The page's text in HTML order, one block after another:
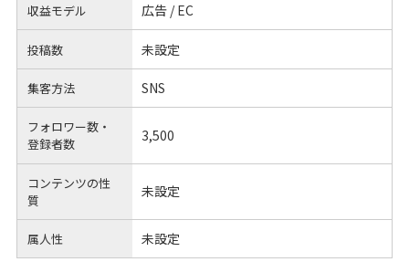
収益モデル 広告 / EC
投稿数 未設定
集客方法 SNS
フォロワー数・
登録者数
3,500
コンテンツの性
質
未設定
属人性 未設定